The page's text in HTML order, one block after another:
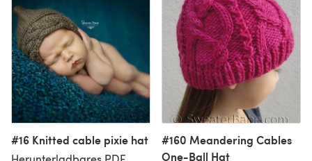
#16 Knitted cable pixie hat
#160 Meandering Cables
One-Ball Hat